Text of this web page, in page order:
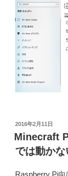
投
稿
日:
2016年2月11日
Minecraft
では動かな